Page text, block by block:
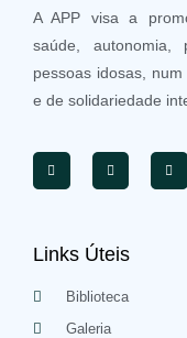
A APP visa a
saúde, autonomia,
pessoas idosas,
e de solidariedade
Links Úteis
Biblioteca
Galeria